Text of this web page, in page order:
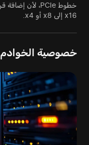
x16 إلى x8 أو x4.
خصوصية الخوادم